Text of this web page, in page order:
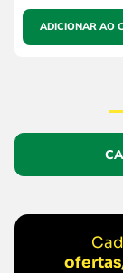
ADICIONAR AO